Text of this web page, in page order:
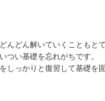
んどん解いていくこともと
つい基礎を忘れがちです。
しっかりと復習して基礎を